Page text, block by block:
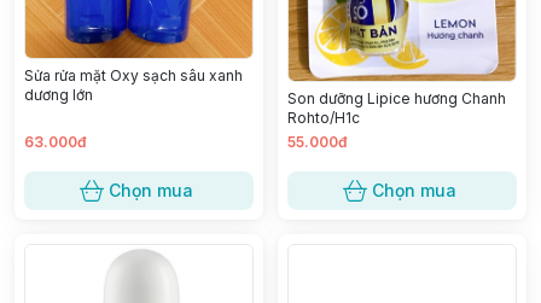
Sửa rửa mặt Oxy sạch sâu xanh
dương lớn
63.000đ
Chọn mua
Son dưỡng Lipice hương Chanh
Rohto/H1c
55.000đ
Chọn mua